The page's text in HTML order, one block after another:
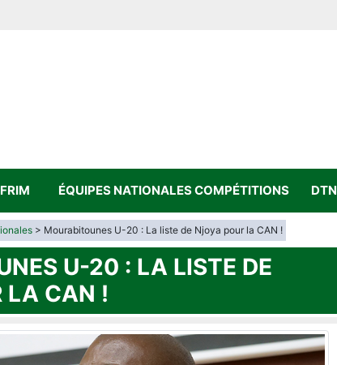
ÉQUIPES NATIONALESCOMPÉTITIONS DTN
> Mourabitounes U-20 : La liste de Njoya pour la CAN !
U-20 : LA LISTE DE
LA CAN !